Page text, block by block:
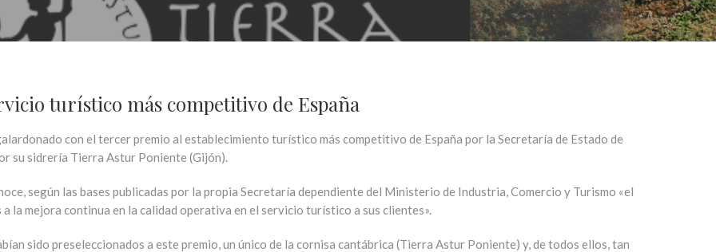
turístico más competitivo de España
con el tercer premio al establecimiento turístico más competitivo de España por la Secretaría de Estado de
su sidrería Tierra Astur Poniente (Gijón).
según las bases publicadas por la propia Secretaría dependiente del Ministerio de Industria, Comercio y Turismo «el
la mejora continua en la calidad operativa en el servicio turístico a sus clientes».
sido preseleccionados a este premio, un único de la cornisa cantábrica (Tierra Astur Poniente) y, de todos ellos, tan